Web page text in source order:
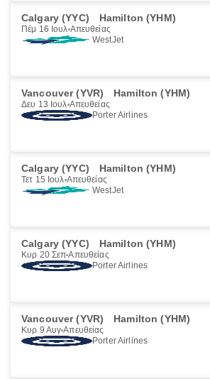
Calgary (YYC) Hamilton (YHM)
Πέμ 16 Ιουλ Απευθείας
WestJet
Vancouver (YVR) Hamilton (YHM)
Δευ 13 Ιουλ Απευθείας
Porter Airlines
Calgary (YYC) Hamilton (YHM)
Τετ 15 Ιουλ Απευθείας
WestJet
Calgary (YYC) Hamilton (YHM)
Κυρ 20 Σεπ Απευθείας
Porter Airlines
Vancouver (YVR) Hamilton (YHM)
Κυρ 9 Αυγ Απευθείας
Porter Airlines